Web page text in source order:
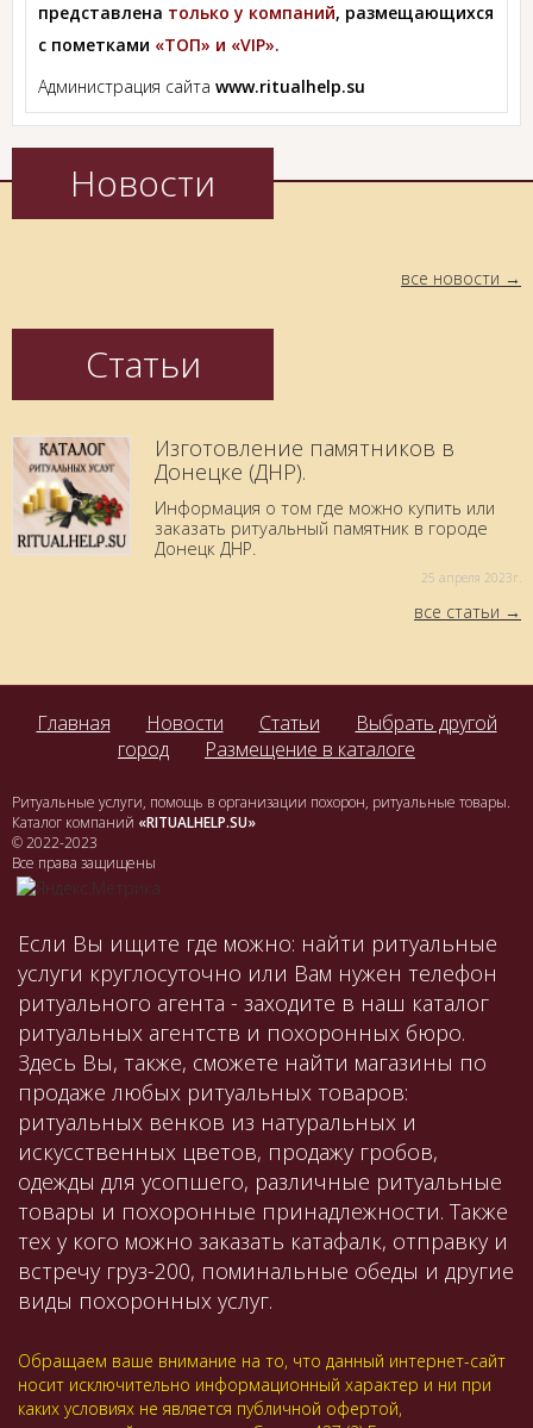
представлена только у компаний, размещающихся
с пометками «ТОП» и «VIP».
Администрация сайта www.ritualhelp.su
Новости
все новости
Статьи
Изготовление памятников в
Донецке (ДНР).
Информация о том где можно купить или
заказать ритуальный памятник в городе
Донецк ДНР.
25 aпреля 2023г.
все статьи
Главная Новости Статьи
Выбрать другой
город
Размещение в каталоге
Ритуальные услуги, помощь в организации похорон, ритуальные товары.
Каталог компаний «RITUALHELP.SU»
© 2022-2023
Все права защищены
Если Вы ищите где можно: найти ритуальные
услуги круглосуточно или Вам нужен телефон
ритуального агента - заходите в наш каталог
ритуальных агентств и похоронных бюро.
Здесь Вы, также, сможете найти магазины по
продаже любых ритуальных товаров:
ритуальных венков из натуральных и
искусственных цветов, продажу гробов,
одежды для усопшего, различные ритуальные
товары и похоронные принадлежности. Также
тех у кого можно заказать катафалк, отправку и
встречу груз-200, поминальные обеды и другие
виды похоронных услуг.
Обращаем ваше внимание на то, что данный интернет-сайт
носит исключительно информационный характер и ни при
каких условиях не является публичной офертой,